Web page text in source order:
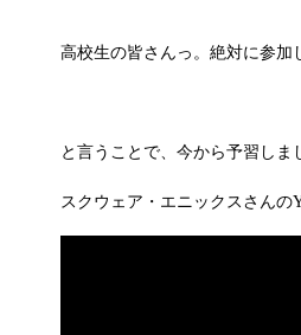
高校生の皆さんっ。絶対に参加
と言うことで、今から予習しま
スクウェア・エニックスさんの